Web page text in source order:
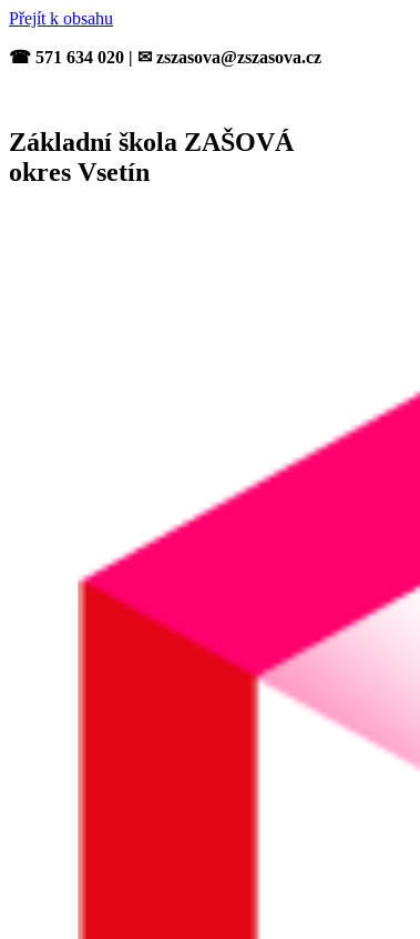
Přejít k obsahu
☎ 571 634 020 | ✉ zszasova@zszasova.cz
Základní škola ZAŠOVÁ
okres Vsetín